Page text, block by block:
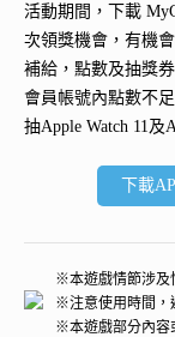
活動期間，下載
次領獎機會，有機
補給，點數及抽獎
會員帳號內點數不
抽Apple Watch 11
下載
※本遊戲情節涉及
※注意使用時間，
※本遊戲部分內容